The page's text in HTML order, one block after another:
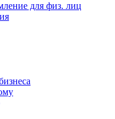
для физ. лиц